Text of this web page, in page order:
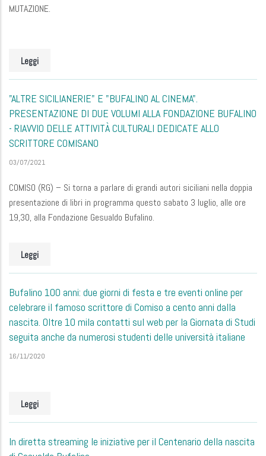
MUTAZIONE.
Leggi
"ALTRE SICILIANERIE" E "BUFALINO AL CINEMA".
PRESENTAZIONE DI DUE VOLUMI ALLA FONDAZIONE BUFALINO
- RIAVVIO DELLE ATTIVITÀ CULTURALI DEDICATE ALLO
SCRITTORE COMISANO
03/07/2021
COMISO (RG) – Si torna a parlare di grandi autori siciliani nella doppia
presentazione di libri in programma questo sabato 3 luglio, alle ore
19,30, alla Fondazione Gesualdo Bufalino.
Leggi
Bufalino 100 anni: due giorni di festa e tre eventi online per
celebrare il famoso scrittore di Comiso a cento anni dalla
nascita. Oltre 10 mila contatti sul web per la Giornata di Studi
seguita anche da numerosi studenti delle università italiane
16/11/2020
Leggi
In diretta streaming le iniziative per il Centenario della nascita